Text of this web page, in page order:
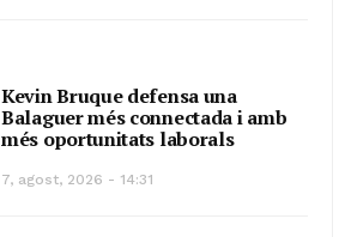
Kevin Bruque defensa una
Balaguer més connectada i amb
més oportunitats laborals
7, agost, 2026 - 14:31